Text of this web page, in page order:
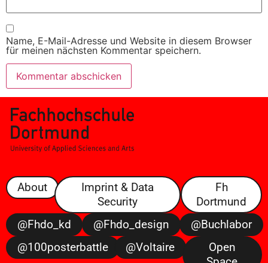
Name, E-Mail-Adresse und Website in diesem Browser
für meinen nächsten Kommentar speichern.
About
Imprint & Data
Security
Fh
Dortmund
@fhdo_kd
@fhdo_design
@buchlabor
@100posterbattle
@voltaire
Open